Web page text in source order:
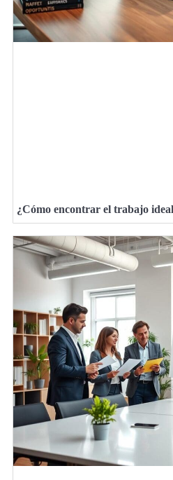
¿Cómo encontrar el trabajo